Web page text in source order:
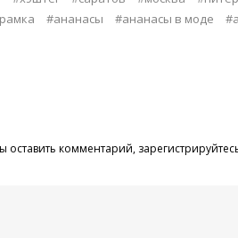
#ананасы #ананасы в моде
оставить комментарий,